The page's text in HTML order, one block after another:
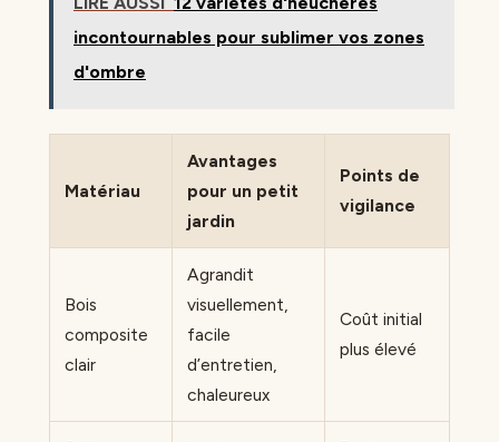
incontournables pour sublimer vos zones
d'ombre
Matériau
Avantages
pour un petit
jardin
Points de
vigilance
Bois
composite
clair
Agrandit
visuellement,
facile
d’entretien,
chaleureux
Coût initial
plus élevé